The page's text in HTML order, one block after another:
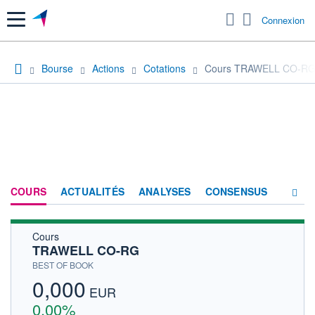
Menu Connexion
Bourse Actions Cotations Cours TRAWELL CO-RG
COURS ACTUALITÉS ANALYSES CONSENSUS
Cours
TRAWELL CO-RG
BEST OF BOOK
0,000 EUR
0,00%